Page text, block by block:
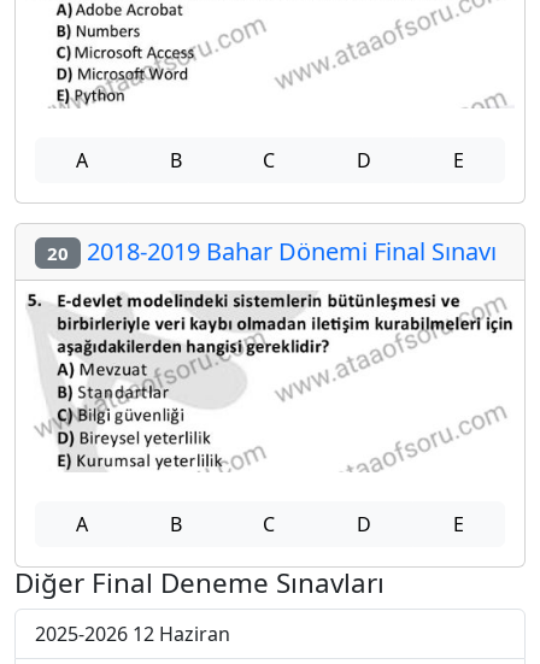
A B C D E
20 2018-2019 Bahar Dönemi Final Sınavı
A B C D E
Diğer Final Deneme Sınavları
2025-2026 12 Haziran